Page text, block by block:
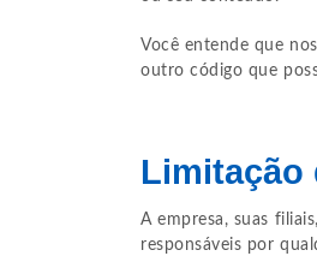
Você entende que
outro código que
Limitação
A empresa, suas
responsáveis por